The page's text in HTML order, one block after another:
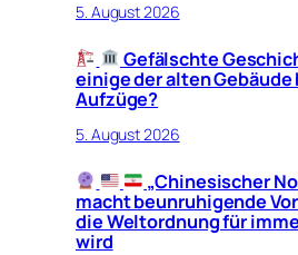
5. August 2026
Gefälschte
einige der alten
Aufzüge?
5. August 2026
„Chinesischer
macht beunruhigende
die Weltordnung für
wird